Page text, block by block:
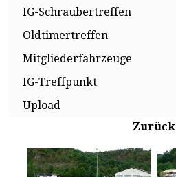
IG-Schraubertreffen
Oldtimertreffen
Mitgliederfahrzeuge
IG-Treffpunkt
Upload
Zurück